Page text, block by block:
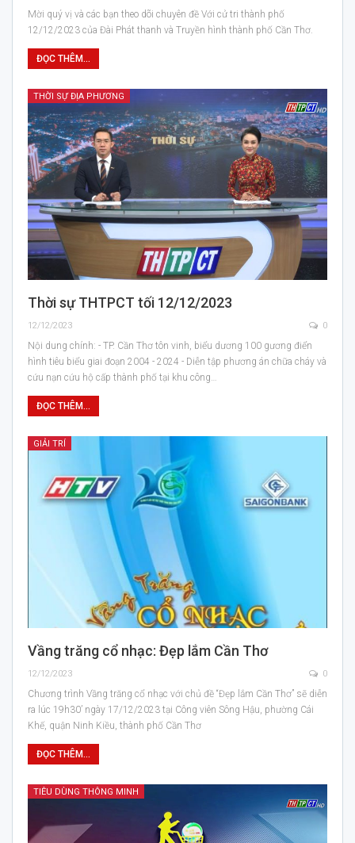
Mời quý vị và các bạn theo dõi chuyên đề Với cử tri thành phố
12/12/2023 của Đài Phát thanh và Truyền hình thành phố Cần Thơ.
ĐỌC THÊM...
THỜI SỰ ĐỊA PHƯƠNG
Thời sự THTPCT tối 12/12/2023
12/12/2023 0
Nội dung chính: - TP. Cần Thơ tôn vinh, biểu dương 100 gương điển
hình tiêu biểu giai đoạn 2004 - 2024 - Diễn tập phương án chữa cháy và
cứu nạn cứu hộ cấp thành phố tại khu công…
ĐỌC THÊM...
GIẢI TRÍ
Vầng trăng cổ nhạc: Đẹp lắm Cần Thơ
12/12/2023 0
Chương trình Vầng trăng cổ nhạc với chủ đề “Đẹp lắm Cần Thơ” sẽ diễn
ra lúc 19h30’ ngày 17/12/2023 tại Công viên Sông Hậu, phường Cái
Khế, quận Ninh Kiều, thành phố Cần Thơ
ĐỌC THÊM...
TIÊU DÙNG THÔNG MINH